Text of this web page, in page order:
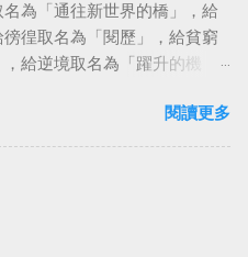
為「通往新世界的橋」，給
徨取名為「閱歷」，給貧窮
給逆境取名為「躍升的機
件沉重的事。#超譯尼采 — 中
May 23, 2023
閱讀更多